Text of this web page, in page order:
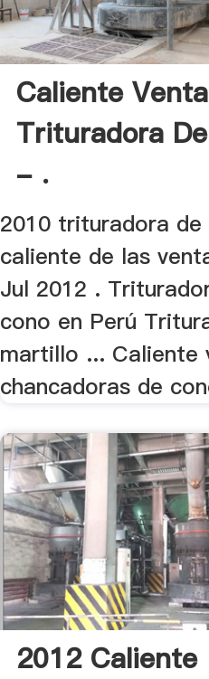
Caliente
Trituradora
- .
2010 trituradora de
caliente de las
Jul 2012 .
cono en Perú
martillo ... Caliente
chancadoras de
2012 Caliente